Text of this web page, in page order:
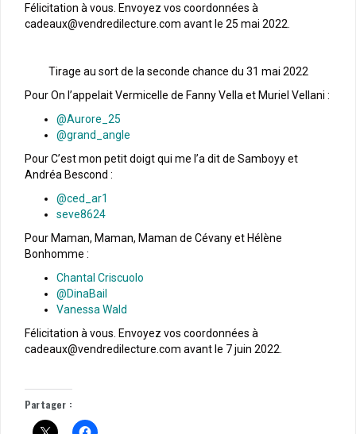
Félicitation à vous. Envoyez vos coordonnées à
cadeaux@vendredilecture.com avant le 25 mai 2022.
Tirage au sort de la seconde chance du 31 mai 2022
Pour On l’appelait Vermicelle de Fanny Vella et Muriel Vellani :
@Aurore_25
@grand_angle
Pour C’est mon petit doigt qui me l’a dit de Samboyy et
Andréa Bescond :
@ced_ar1
seve8624
Pour Maman, Maman, Maman de Cévany et Hélène
Bonhomme :
Chantal Criscuolo
@DinaBail
Vanessa Wald
Félicitation à vous. Envoyez vos coordonnées à
cadeaux@vendredilecture.com avant le 7 juin 2022.
Partager :